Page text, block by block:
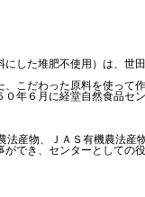
にした堆肥不使用）は、世田
、こだわった原料を使って作
０年６月に経堂自然食品セン
法産物、ＪＡＳ有機農法産
ができ、センターとしての役